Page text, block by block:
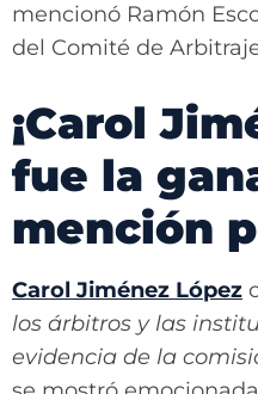
mencionó Ramón
del Comité de
¡Carol
fue la
mención
Carol Jiménez López
los árbitros y las
evidencia de la